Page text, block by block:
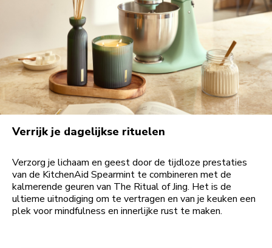
Verrijk je dagelijkse rituelen
Verzorg je lichaam en geest door de tijdloze prestaties
van de KitchenAid Spearmint te combineren met de
kalmerende geuren van The Ritual of Jing. Het is de
ultieme uitnodiging om te vertragen en van je keuken een
plek voor mindfulness en innerlijke rust te maken.